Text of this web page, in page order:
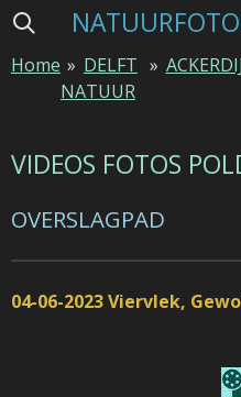
Ga
naar
Home » DELFT
NATUUR
»
VIDEOS FOTOS
OVERSLAGPAD
04-06-2023 Viervlek,